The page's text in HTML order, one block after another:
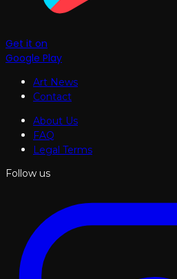
Get it on
Google Play
Art News
Contact
About Us
FAQ
Legal Terms
Follow us